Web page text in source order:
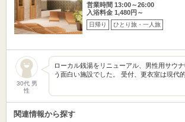
営業時間 13:00～26:00
入浴料金 1,480円～
日帰り ひとり旅・一人旅
30代 男
性
ローカル銭湯をリニューアル、男性用サウ
う面白い施設でした。 受付、更衣室は現代
関連情報から探す